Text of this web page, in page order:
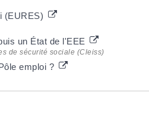
(EURES)
un État de l'EEE
de sécurité sociale (Cleiss)
emploi ?